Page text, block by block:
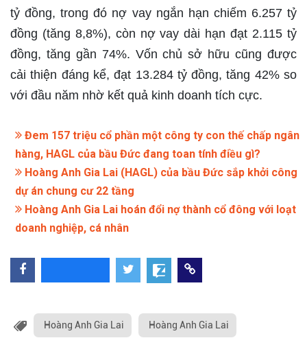
tỷ đồng, trong đó nợ vay ngắn hạn chiếm 6.257 tỷ
đồng (tăng 8,8%), còn nợ vay dài hạn đạt 2.115 tỷ
đồng, tăng gần 74%. Vốn chủ sở hữu cũng được
cải thiện đáng kể, đạt 13.284 tỷ đồng, tăng 42% so
với đầu năm nhờ kết quả kinh doanh tích cực.
Đem 157 triệu cổ phần một công ty con thế chấp ngân
hàng, HAGL của bầu Đức đang toan tính điều gì?
Hoàng Anh Gia Lai (HAGL) của bầu Đức sắp khởi công
dự án chung cư 22 tầng
Hoàng Anh Gia Lai hoán đổi nợ thành cổ đông với loạt
doanh nghiệp, cá nhân
Hoàng Anh Gia Lai Hoàng Anh Gia Lai